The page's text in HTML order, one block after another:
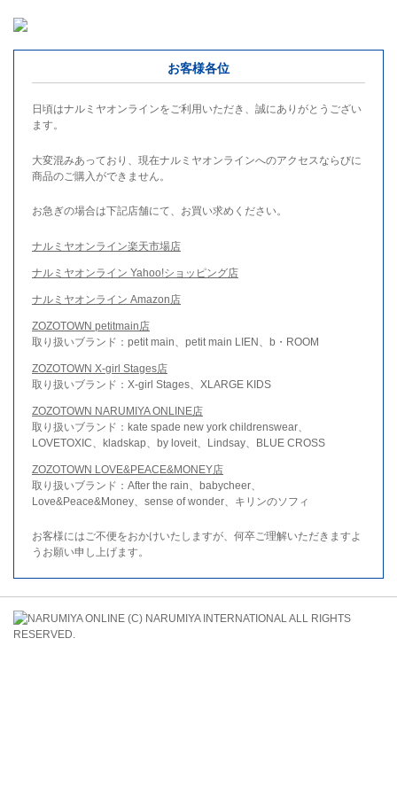
お客様各位
日頃はナルミヤオンラインをご利用いただき、誠にありがとうござい
ます。
大変混みあっており、現在ナルミヤオンラインへのアクセスならびに
商品のご購入ができません。
お急ぎの場合は下記店舗にて、お買い求めください。
ナルミヤオンライン楽天市場店
ナルミヤオンライン Yahoo!ショッピング店
ナルミヤオンライン Amazon店
ZOZOTOWN petitmain店
取り扱いブランド：petit main、petit main LIEN、b・ROOM
ZOZOTOWN X-girl Stages店
取り扱いブランド：X-girl Stages、XLARGE KIDS
ZOZOTOWN NARUMIYA ONLINE店
取り扱いブランド：kate spade new york childrenswear、
LOVETOXIC、kladskap、by loveit、Lindsay、BLUE CROSS
ZOZOTOWN LOVE&PEACE&MONEY店
取り扱いブランド：After the rain、babycheer、
Love&Peace&Money、sense of wonder、キリンのソフィ
お客様にはご不便をおかけいたしますが、何卒ご理解いただきますよ
うお願い申し上げます。